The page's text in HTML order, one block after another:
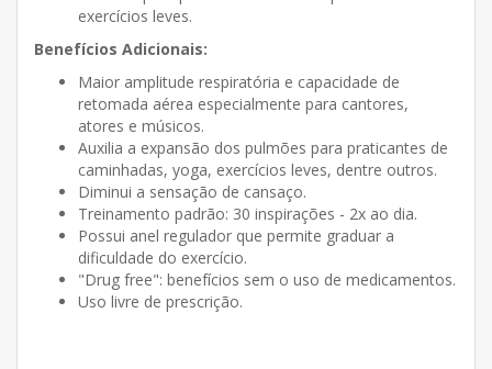
exercícios leves.
Benefícios Adicionais:
Maior amplitude respiratória e capacidade de
retomada aérea especialmente para cantores,
atores e músicos.
Auxilia a expansão dos pulmões para praticantes de
caminhadas, yoga, exercícios leves, dentre outros.
Diminui a sensação de cansaço.
Treinamento padrão: 30 inspirações - 2x ao dia.
Possui anel regulador que permite graduar a
dificuldade do exercício.
"Drug free": benefícios sem o uso de medicamentos.
Uso livre de prescrição.